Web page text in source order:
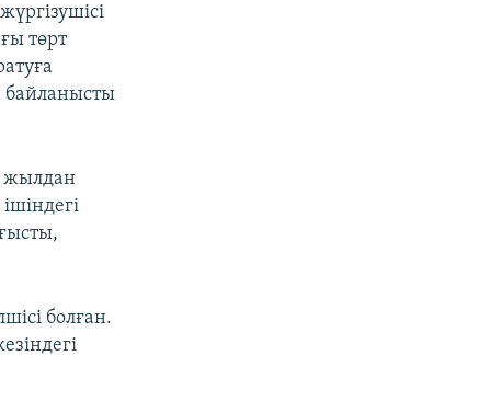
төрт
байланысты
жылдан
болған.